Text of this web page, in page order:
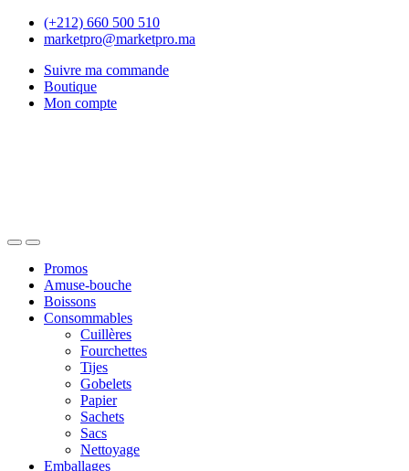
Skip
Skip
(+212) 660 500 510
marketpro@marketpro.ma
Suivre ma commande
Boutique
Mon compte
OpenClose
Promos
Amuse-bouche
Boissons
Consommables
Cuillères
Fourchettes
Tijes
Gobelets
Papier
Sachets
Sacs
Nettoyage
Emballages